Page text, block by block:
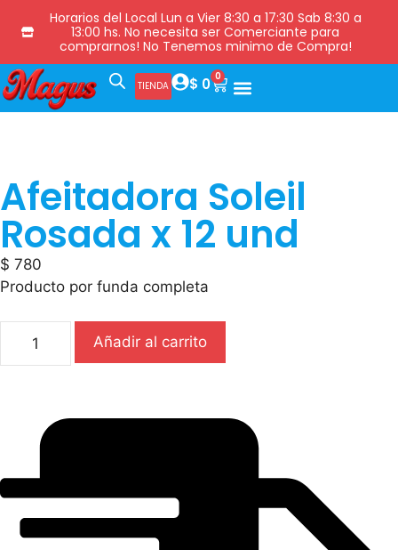
Horarios del Local Lun a Vier 8:30 a 17:30 Sab 8:30 a
13:00 hs. No necesita ser Comerciante para
comprarnos! No Tenemos minimo de Compra!
TIENDA $ 0 0
Afeitadora Soleil
Rosada x 12 und
$ 780
Producto por funda completa
Añadir al carrito